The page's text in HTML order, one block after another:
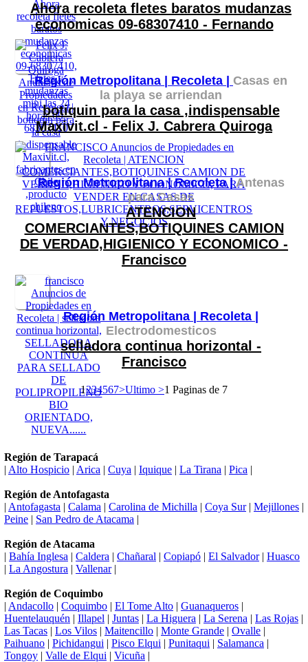
Ahora recoleta fletes baratos mudanzas
economicas 09-68307410 - Fernando
Región Metropolitana | Recoleta | Casas en
la playa se arriendan
botiquin para la casa ,indispensable
Maxivit.cl - Felix J. Cabrera Quiroga
Región Metropolitana |Recoleta |Antenas
para Casas
ATENCION
COMERCIANTES,BOTIQUINES CAMION
DE VERDAD,HIGIENICO Y ECONOMICO -
Francisco
Región Metropolitana | Recoleta |
Electrodomesticos
selladora continua horizontal -
Francisco
1234567>Ultimo >1 Paginas de 7
Región de Tarapacá
| Alto Hospicio | Arica | Cuya | Iquique | La Tirana | Pica |
Región de Antofagasta
| Antofagasta | Calama | Carolina de Michilla | Coya Sur| Mejillones |
Peine | San Pedro de Atacama |
Región de Atacama
| Bahía Inglesa | Caldera | Chañaral | Copiapó | El Salvador| Huasco
| La Angostura | Vallenar|
Región de Coquimbo
| Andacollo | Coquimbo | El Tome Alto | Guanaqueros |
Huentelauquén | Illapel | Juntas | La Higuera | La Serena | Las Rojas |
Las Tacas | Los Vilos | Maitencillo | Monte Grande | Ovalle |
Paihuano | Pichidangui | Pisco Elqui | Punitaqui | Salamanca |
Tongoy | Valle de Elqui | Vicuña |